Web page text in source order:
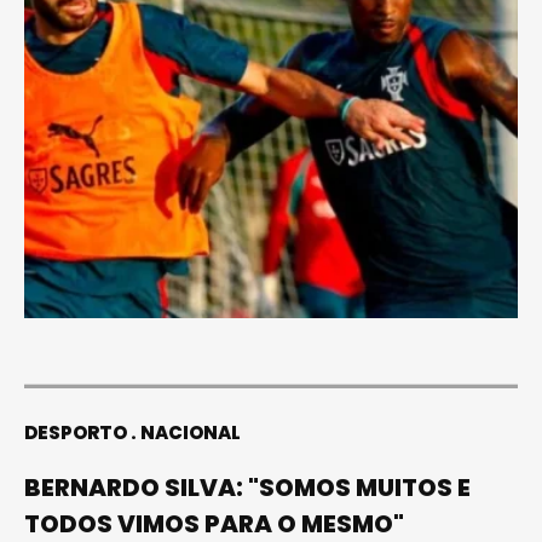
DESPORTO NACIONAL
BERNARDO SILVA: "SOMOS MUITOS E
TODOS VIMOS PARA O MESMO"